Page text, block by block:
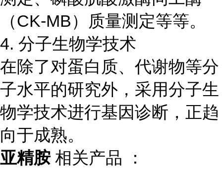
（CK-MB）质量测定等等。
4. 分子生物学技术
在除了对蛋白质、代谢物等分
子水平的研究外，采用分子生
物学技术进行基因诊断，正趋
向于成熟。
亚精胺 相关产品 ：